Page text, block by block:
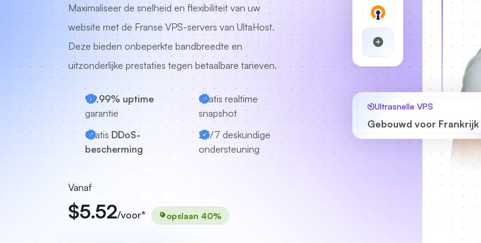
Maximaliseer de snelheid en flexibiliteit van uw
website met de Franse VPS-servers van UltaHost.
Deze bieden onbeperkte bandbreedte en
uitzonderlijke prestaties tegen betaalbare tarieven.
99,99% uptime
garantie
Gratis realtime
snapshot
Gratis DDoS-
bescherming
24/7 deskundige
ondersteuning
Vanaf
$5.52/voor* opslaan 40%
Ultrasnelle VPS
Gebouwd voor Frankrijk